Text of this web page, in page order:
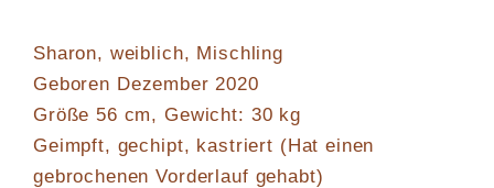
Sharon, weiblich, Mischling
Geboren Dezember 2020
Größe 56 cm, Gewicht: 30 kg
Geimpft, gechipt, kastriert (Hat einen
gebrochenen Vorderlauf gehabt)